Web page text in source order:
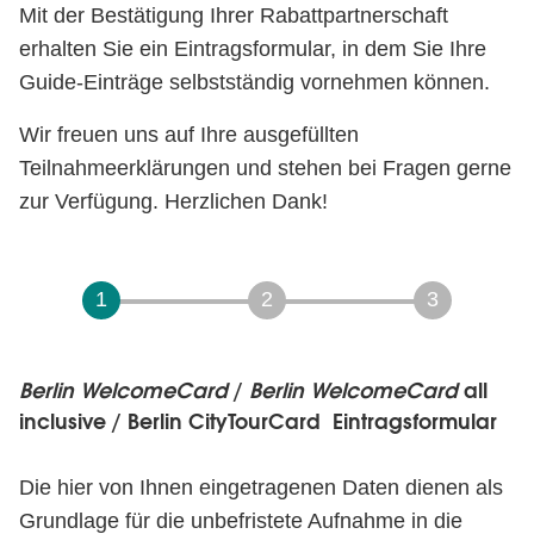
Mit der Bestätigung Ihrer Rabattpartnerschaft
erhalten Sie ein Eintragsformular, in dem Sie Ihre
Guide-Einträge selbstständig vornehmen können.
Wir freuen uns auf Ihre ausgefüllten
Teilnahmeerklärungen und stehen bei Fragen gerne
zur Verfügung. Herzlichen Dank!
Berlin
WelcomeCard
Berlin
WelcomeCard
Berlin WelcomeCard/ Berlin WelcomeCardall
inclusive / Berlin CityTourCard Eintragsformular
Die hier von Ihnen eingetragenen Daten dienen als
Grundlage für die unbefristete Aufnahme in die